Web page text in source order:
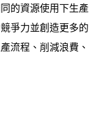
的資源使用下生產
爭力並創造更多的
流程、削減浪費、